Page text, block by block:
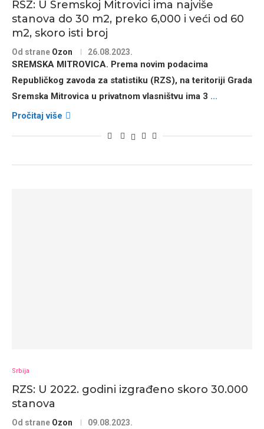
RSZ: U Sremskoj Mitrovici ima najviše
stanova do 30 m2, preko 6,000 i veći od 60
m2, skoro isti broj
Od strane Ozon 26.08.2023.
SREMSKA MITROVICA. Prema novim podacima
Republičkog zavoda za statistiku (RZS), na teritoriji Grada
Sremska Mitrovica u privatnom vlasništvu ima 3 ...
Pročitaj više
Srbija
RZS: U 2022. godini izgrađeno skoro 30.000
stanova
Od strane Ozon 09.08.2023.